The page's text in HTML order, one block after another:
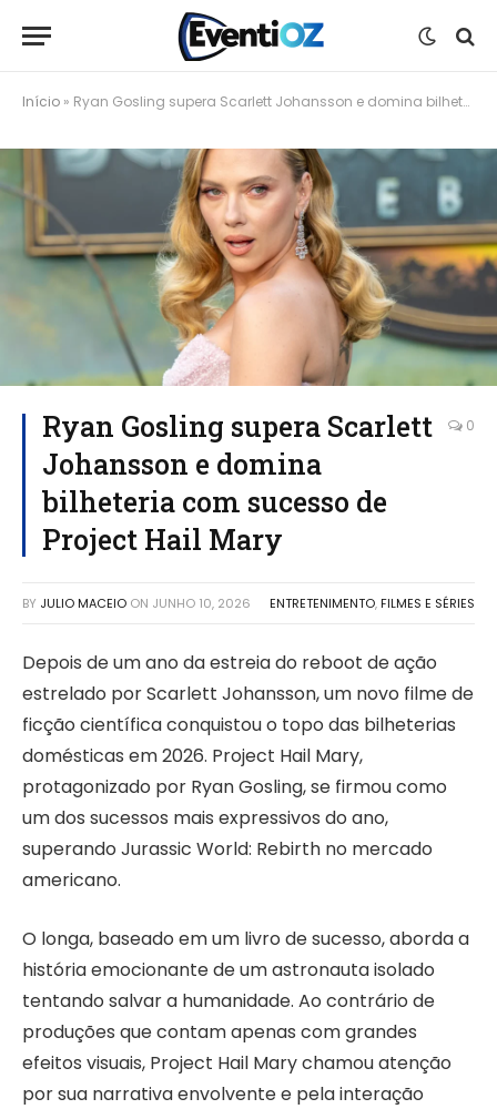
Início » Ryan Gosling supera Scarlett Johansson e domina bilheteria com sucesso de Project Hail Mary
Ryan Gosling supera Scarlett
Johansson e domina
bilheteria com sucesso de
Project Hail Mary
0
BY JULIO MACEIO ON JUNHO 10, 2026 ENTRETENIMENTO, FILMES E SÉRIES
Depois de um ano da estreia do reboot de ação
estrelado por Scarlett Johansson, um novo filme de
ficção científica conquistou o topo das bilheterias
domésticas em 2026. Project Hail Mary,
protagonizado por Ryan Gosling, se firmou como
um dos sucessos mais expressivos do ano,
superando Jurassic World: Rebirth no mercado
americano.
O longa, baseado em um livro de sucesso, aborda a
história emocionante de um astronauta isolado
tentando salvar a humanidade. Ao contrário de
produções que contam apenas com grandes
efeitos visuais, Project Hail Mary chamou atenção
por sua narrativa envolvente e pela interação